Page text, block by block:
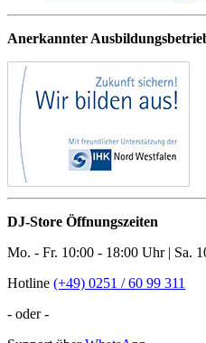
Anerkannter
DJ-Store Öffnungszeiten
Mo. - Fr. 10:00 - 18:00 Uhr | Sa.
Hotline (+49) 0251 / 60 99 311
- oder -